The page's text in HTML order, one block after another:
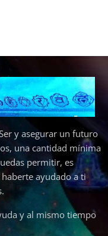
y asegurar un futuro
una cantidad mínima
permitir, es
ayudado a ti
y al mismo tiempo